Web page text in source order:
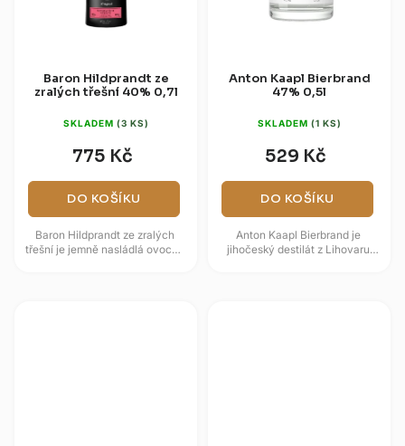
Baron Hildprandt ze
zralých třešní 40% 0,7l
SKLADEM (3 KS)
775 Kč
DO KOŠÍKU
Baron Hildprandt ze zralých
třešní je jemně nasládlá ovocná
Anton Kaapl Bierbrand
47% 0,5l
SKLADEM (1 KS)
529 Kč
DO KOŠÍKU
Anton Kaapl Bierbrand je
jihočeský destilát z Lihovaru